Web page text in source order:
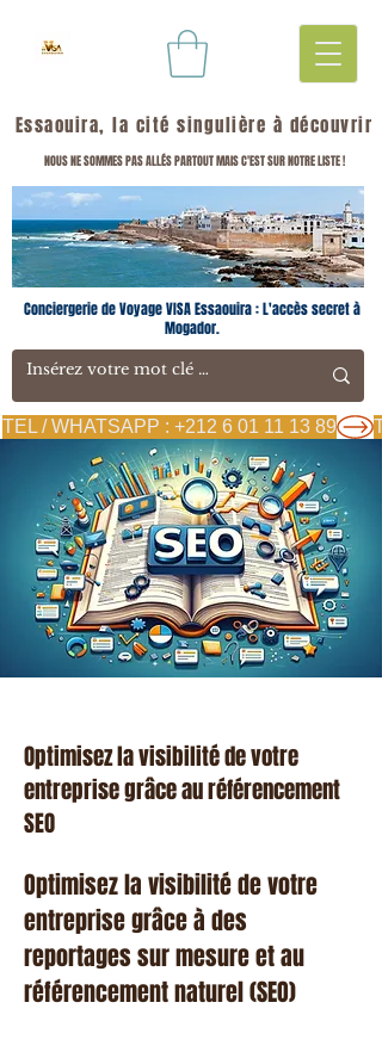
Essaouira, la cité singulière à découvrir
NOUS NE SOMMES PAS ALLÉS PARTOUT MAIS C'EST SUR NOTRE LISTE !
TEL / WHATSAPP : +212 6 01 11 13 89
Conciergerie de Voyage VISA Essaouira : L'accès secret à
Mogador.
Optimisez la visibilité de votre
entreprise grâce au référencement
SEO
Optimisez la visibilité de votre
entreprise grâce à des
reportages sur mesure et au
référencement naturel (SEO)